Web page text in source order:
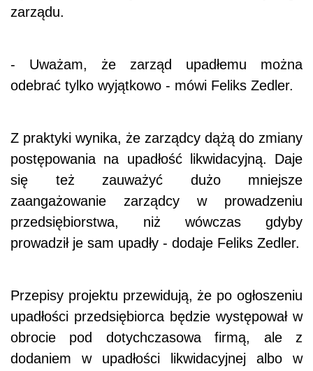
zarządu.
- Uważam, że zarząd upadłemu można
odebrać tylko wyjątkowo - mówi Feliks Zedler.
Z praktyki wynika, że zarządcy dążą do zmiany
postępowania na upadłość likwidacyjną. Daje
się też zauważyć dużo mniejsze
zaangażowanie zarządcy w prowadzeniu
przedsiębiorstwa, niż wówczas gdyby
prowadził je sam upadły - dodaje Feliks Zedler.
Przepisy projektu przewidują, że po ogłoszeniu
upadłości przedsiębiorca będzie występował w
obrocie pod dotychczasowa firmą, ale z
dodaniem w upadłości likwidacyjnej albo w